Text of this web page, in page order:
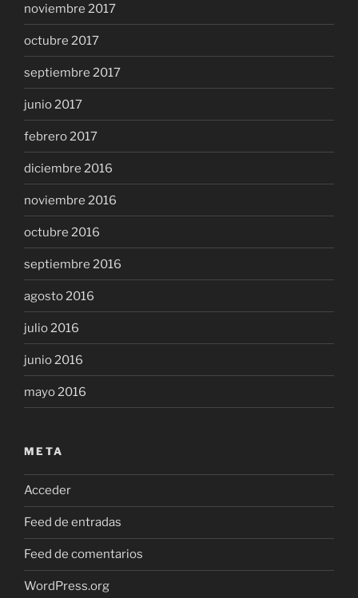
noviembre 2017
octubre 2017
septiembre 2017
junio 2017
febrero 2017
diciembre 2016
noviembre 2016
octubre 2016
septiembre 2016
agosto 2016
julio 2016
junio 2016
mayo 2016
META
Acceder
Feed de entradas
Feed de comentarios
WordPress.org